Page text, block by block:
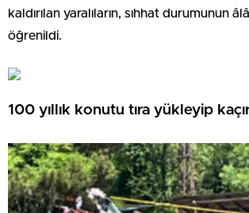
kaldırılan yaralıların, sıhhat durumunun
öğrenildi.
100 yıllık konutu tıra yükleyip